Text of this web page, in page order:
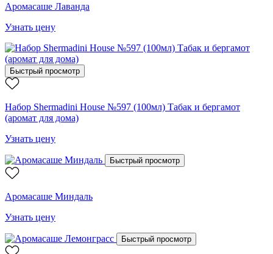
Аромасаше Лаванда
Узнать цену
Быстрый просмотр
Набор Shermadini House №597 (100мл) Табак и бергамот
(аромат для дома)
Узнать цену
Быстрый просмотр
Аромасаше Миндаль
Узнать цену
Быстрый просмотр